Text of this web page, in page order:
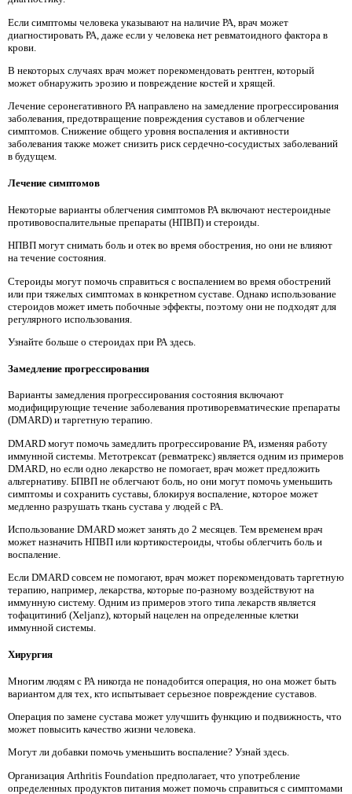
Если симптомы человека указывают на наличие РА, врач может
диагностировать РА, даже если у человека нет ревматоидного фактора в
крови.
В некоторых случаях врач может порекомендовать рентген, который
может обнаружить эрозию и повреждение костей и хрящей.
Лечение серонегативного РА направлено на замедление прогрессирования
заболевания, предотвращение повреждения суставов и облегчение
симптомов. Снижение общего уровня воспаления и активности
заболевания также может снизить риск сердечно-сосудистых заболеваний
в будущем.
Лечение симптомов
Некоторые варианты облегчения симптомов РА включают нестероидные
противовоспалительные препараты (НПВП) и стероиды.
НПВП могут снимать боль и отек во время обострения, но они не влияют
на течение состояния.
Стероиды могут помочь справиться с воспалением во время обострений
или при тяжелых симптомах в конкретном суставе. Однако использование
стероидов может иметь побочные эффекты, поэтому они не подходят для
регулярного использования.
Узнайте больше о стероидах при РА здесь.
Замедление прогрессирования
Варианты замедления прогрессирования состояния включают
модифицирующие течение заболевания противоревматические препараты
(DMARD) и таргетную терапию.
DMARD могут помочь замедлить прогрессирование РА, изменяя работу
иммунной системы. Метотрексат (ревматрекс) является одним из примеров
DMARD, но если одно лекарство не помогает, врач может предложить
альтернативу. БПВП не облегчают боль, но они могут помочь уменьшить
симптомы и сохранить суставы, блокируя воспаление, которое может
медленно разрушать ткань сустава у людей с РА.
Использование DMARD может занять до 2 месяцев. Тем временем врач
может назначить НПВП или кортикостероиды, чтобы облегчить боль и
воспаление.
Если DMARD совсем не помогают, врач может порекомендовать таргетную
терапию, например, лекарства, которые по-разному воздействуют на
иммунную систему. Одним из примеров этого типа лекарств является
тофацитиниб (Xeljanz), который нацелен на определенные клетки
иммунной системы.
Хирургия
Многим людям с РА никогда не понадобится операция, но она может быть
вариантом для тех, кто испытывает серьезное повреждение суставов.
Операция по замене сустава может улучшить функцию и подвижность, что
может повысить качество жизни человека.
Могут ли добавки помочь уменьшить воспаление? Узнай здесь.
Организация Arthritis Foundation предполагает, что употребление
определенных продуктов питания может помочь справиться с симптомами